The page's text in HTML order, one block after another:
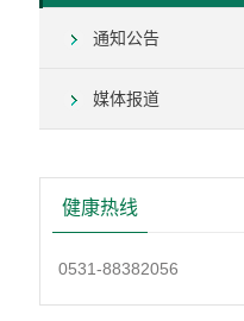
通知公告
媒体报道
健康热线
0531-88382056